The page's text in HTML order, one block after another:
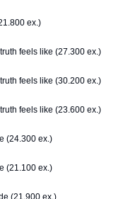
ex.)
feels like (27.300 ex.)
feels like (30.200 ex.)
feels like (23.600 ex.)
(24.300 ex.)
(21.100 ex.)